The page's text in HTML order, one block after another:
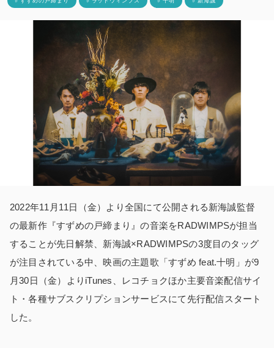
2022年11月11日（金）より全国にて公開される新海誠監督
の最新作『すずめの戸締まり』の音楽をRADWIMPSが担当
することが先日解禁、新海誠×RADWIMPSの3度目のタッグ
が注目されている中、映画の主題歌「すずめ feat.十明」が9
月30日（金）よりiTunes、レコチョクほか主要音楽配信サイ
ト・各種サブスクリプションサービスにて先行配信スタート
した。